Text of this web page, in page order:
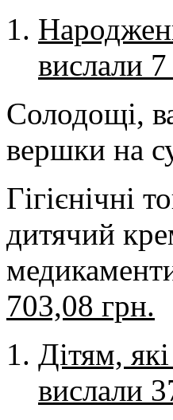
вислали
Солодощі,
вершки на
Гігієнічні
дитячий
703,08 грн.
Дітям,
вислали